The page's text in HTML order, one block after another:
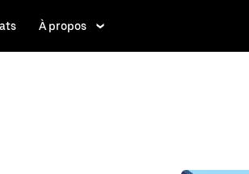
À propos